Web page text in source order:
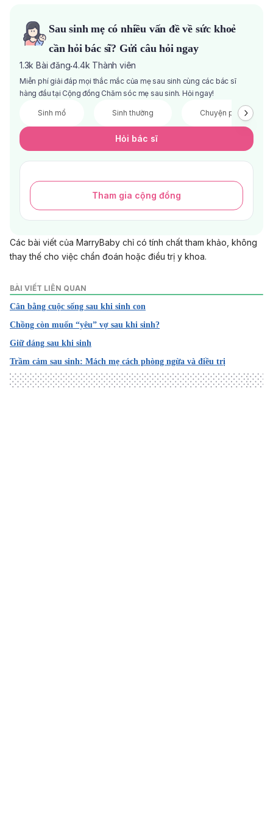
Sau sinh mẹ có nhiều vấn đề về sức khoẻ
cần hỏi bác sĩ? Gửi câu hỏi ngay
1.3k Bài đăng·4.4k Thành viên
Miễn phí giải đáp mọi thắc mắc của mẹ sau sinh cùng các bác sĩ
hàng đầu tại Cộng đồng Chăm sóc mẹ sau sinh. Hỏi ngay!
Sinh mổ Sinh thường Chuyện phòng the
Hỏi bác sĩ
Tham gia cộng đồng
Các bài viết của MarryBaby chỉ có tính chất tham khảo, không
thay thế cho việc chẩn đoán hoặc điều trị y khoa.
BÀI VIẾT LIÊN QUAN
Cân bằng cuộc sống sau khi sinh con
Chồng còn muốn “yêu” vợ sau khi sinh?
Giữ dáng sau khi sinh
Trầm cảm sau sinh: Mách mẹ cách phòng ngừa và điều trị